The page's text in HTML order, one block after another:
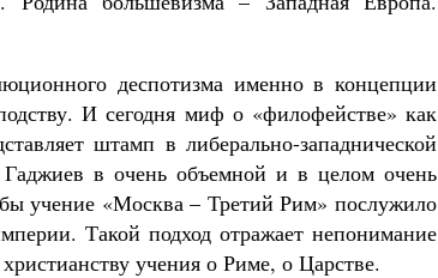
деспотизма именно в концепции
И сегодня миф о «филофействе» как
штамп в либерально-западнической
в очень объемной и в целом очень
учение «Москва – Третий Рим» послужило
Такой подход отражает непонимание
учения о Риме, о Царстве.